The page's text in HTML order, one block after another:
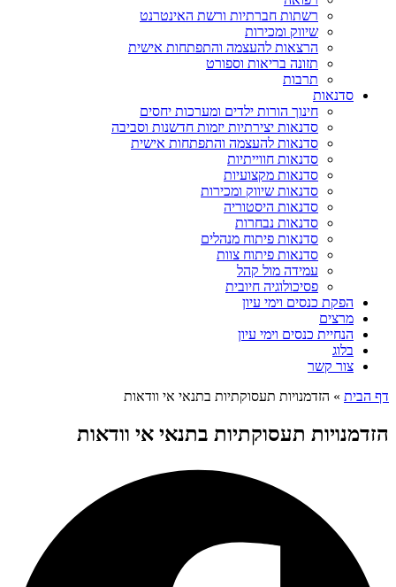
רשתות חברתיות ורשת האינטרנט
שיווק ומכירות
הרצאות להעצמה והתפתחות אישית
תזונה בריאות וספורט
תרבות
סדנאות
חינוך הורות ילדים ומערכות יחסים
סדנאות יצירתיות יזמות חדשנות וסביבה
סדנאות להעצמה והתפתחות אישית
סדנאות חווייתיות
סדנאות מקצועיות
סדנאות שיווק ומכירות
סדנאות היסטוריה
סדנאות נבחרות
סדנאות פיתוח מנהלים
סדנאות פיתוח צוות
עמידה מול קהל
פסיכולוגיה חיובית
הפקת כנסים וימי עיון
מרצים
הנחיית כנסים וימי עיון
בלוג
צור קשר
דף הבית » הזדמנויות תעסוקתיות בתנאי אי וודאות
הזדמנויות תעסוקתיות בתנאי אי וודאות